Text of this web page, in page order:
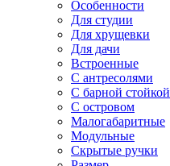
Особенности
Для студии
Для хрущевки
Для дачи
Встроенные
С антресолями
С барной стойкой
С островом
Малогабаритные
Модульные
Скрытые ручки